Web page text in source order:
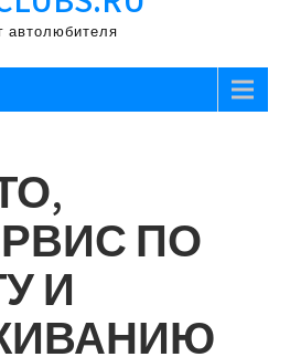
автолюбителя
ПО
И